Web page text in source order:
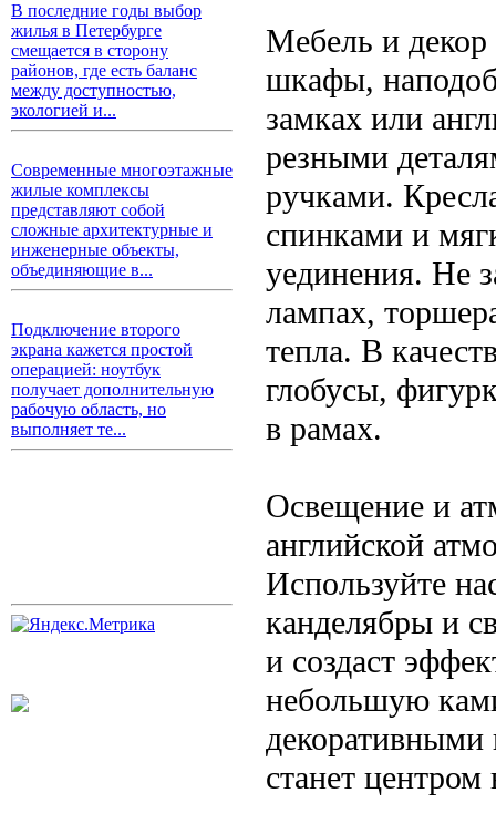
В последние годы выбор
жилья в Петербурге
смещается в сторону
районов, где есть баланс
между доступностью,
экологией и...
Современные многоэтажные
жилые комплексы
представляют собой
сложные архитектурные и
инженерные объекты,
объединяющие в...
Подключение второго
экрана кажется простой
операцией: ноутбук
получает дополнительную
рабочую область, но
выполняет те...
Мебель и
шкафы,
замках или
резными
ручками.
спинками и
уединения. Не
лампах,
тепла. В
глобусы,
в рамах.
Освещение и
английской
Используйте
канделябры и
и создаст
небольшую
станет